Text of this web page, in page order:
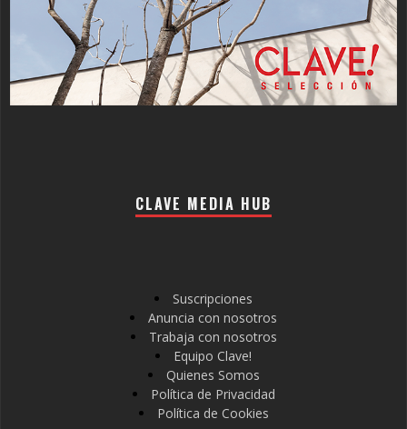
CLAVE MEDIA HUB
Suscripciones
Anuncia con nosotros
Trabaja con nosotros
Equipo Clave!
Quienes Somos
Política de Privacidad
Política de Cookies